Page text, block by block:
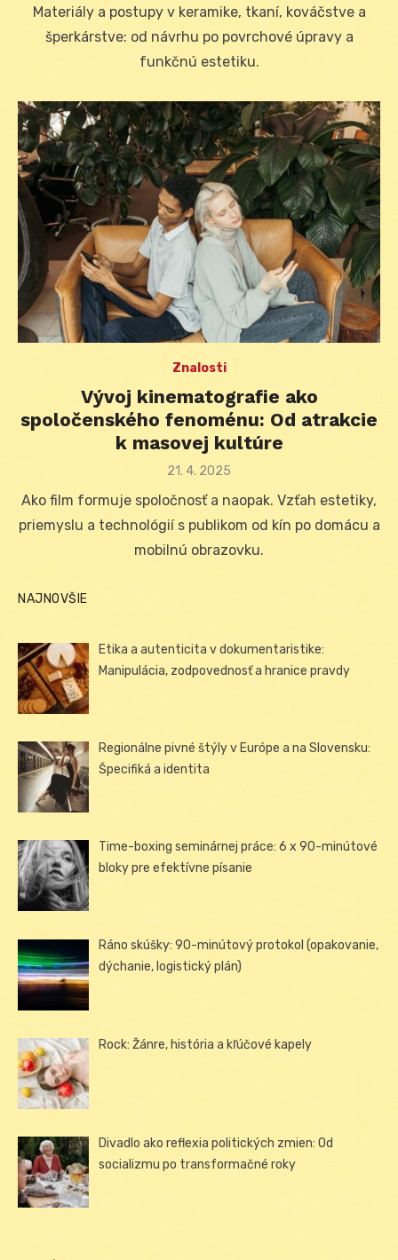
Materiály a postupy v keramike, tkaní, kováčstve a
šperkárstve: od návrhu po povrchové úpravy a
funkčnú estetiku.
Znalosti
Vývoj kinematografie ako
spoločenského fenoménu: Od atrakcie
k masovej kultúre
Posted
21. 4. 2025
Ako film formuje spoločnosť a naopak. Vzťah estetiky,
priemyslu a technológií s publikom od kín po domácu a
mobilnú obrazovku.
NAJNOVŠIE
Etika a autenticita v dokumentaristike:
Manipulácia, zodpovednosť a hranice pravdy
Regionálne pivné štýly v Európe a na Slovensku:
Špecifiká a identita
Time-boxing seminárnej práce: 6 x 90-minútové
bloky pre efektívne písanie
Ráno skúšky: 90-minútový protokol (opakovanie,
dýchanie, logistický plán)
Rock: Žánre, história a kľúčové kapely
Divadlo ako reflexia politických zmien: Od
socializmu po transformačné roky